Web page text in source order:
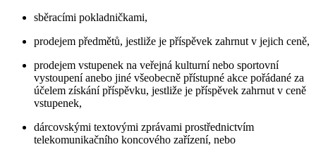
sběracími pokladničkami,
prodejem předmětů, jestliže je příspěvek zahrnut v jejich ceně,
prodejem vstupenek na veřejná kulturní nebo sportovní
vystoupení anebo jiné všeobecně přístupné akce pořádané za
účelem získání příspěvku, jestliže je příspěvek zahrnut v ceně
vstupenek,
dárcovskými textovými zprávami prostřednictvím
telekomunikačního koncového zařízení, nebo